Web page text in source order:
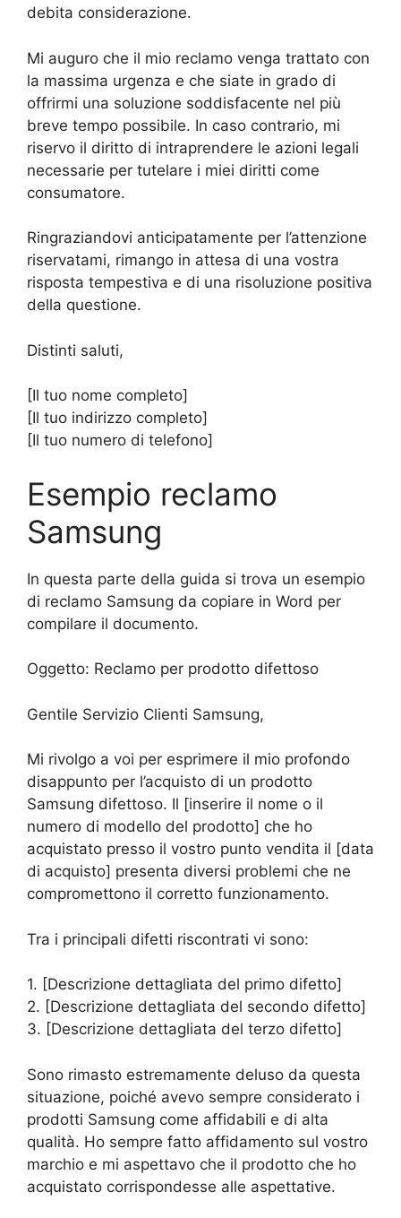
debita considerazione.
Mi auguro che il mio reclamo venga trattato con
la massima urgenza e che siate in grado di
offrirmi una soluzione soddisfacente nel più
breve tempo possibile. In caso contrario, mi
riservo il diritto di intraprendere le azioni legali
necessarie per tutelare i miei diritti come
consumatore.
Ringraziandovi anticipatamente per l’attenzione
riservatami, rimango in attesa di una vostra
risposta tempestiva e di una risoluzione positiva
della questione.
Distinti saluti,
[Il tuo nome completo]
[Il tuo indirizzo completo]
[Il tuo numero di telefono]
Esempio reclamo
Samsung
In questa parte della guida si trova un esempio
di reclamo Samsung da copiare in Word per
compilare il documento.
Oggetto: Reclamo per prodotto difettoso
Gentile Servizio Clienti Samsung,
Mi rivolgo a voi per esprimere il mio profondo
disappunto per l’acquisto di un prodotto
Samsung difettoso. Il [inserire il nome o il
numero di modello del prodotto] che ho
acquistato presso il vostro punto vendita il [data
di acquisto] presenta diversi problemi che ne
compromettono il corretto funzionamento.
Tra i principali difetti riscontrati vi sono:
1. [Descrizione dettagliata del primo difetto]
2. [Descrizione dettagliata del secondo difetto]
3. [Descrizione dettagliata del terzo difetto]
Sono rimasto estremamente deluso da questa
situazione, poiché avevo sempre considerato i
prodotti Samsung come affidabili e di alta
qualità. Ho sempre fatto affidamento sul vostro
marchio e mi aspettavo che il prodotto che ho
acquistato corrispondesse alle aspettative.